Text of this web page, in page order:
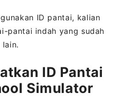
ID pantai, kalian
pantai indah yang sudah
ID Pantai
Simulator